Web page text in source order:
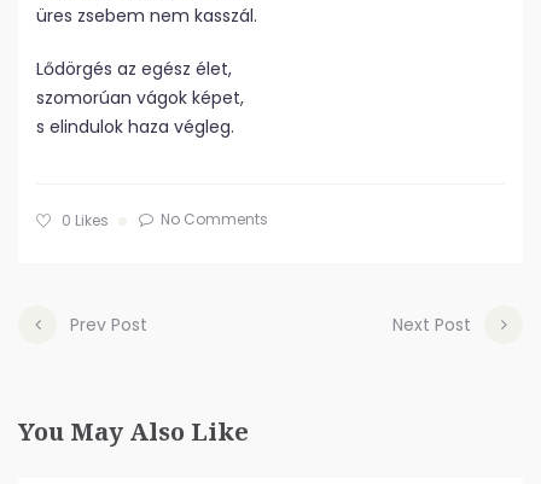
üres zsebem nem kasszál.
Lődörgés az egész élet,
szomorúan vágok képet,
s elindulok haza végleg.
0 Likes No Comments
Prev Post Next Post
You May Also Like